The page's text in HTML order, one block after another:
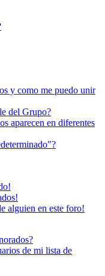
y como me puedo unir
del Grupo?
aparecen en diferentes
alguien en este foro!
de mi lista de